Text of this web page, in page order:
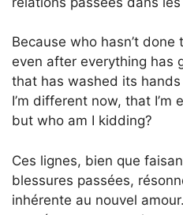
Because who hasn’t
even after everything has
that has washed its
I’m different now, that I’m
but who am I kidding?
Ces lignes, bien que
blessures passées,
inhérente au nouvel